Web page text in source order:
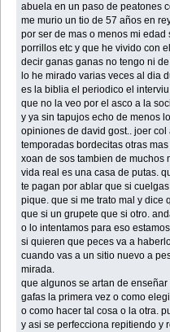
abuela en un paso de peatones
me murio un tio de 57 años en
por ser de mas o menos mi
porrillos etc y que he vivido con
decir ganas ganas no tengo ni
lo he mirado varias veces al dia
es la biblia el periodico el
que no la veo por el asco a la
y ya sin tapujos echo de menos
opiniones de david gost.. joer
temporadas bordecitas otras
xoan de sos tambien de muchos
vida real es una casa de putas.
te pagan por ablar que si
pique. que si me trato mal y dice
que si un grupete que si otro.
o lo intentamos para eso
si quieren que peces va a
cuando vas a un sitio nuevo a
mirada.
que algunos se artan de
gafas la primera vez o como
o como hacer tal cosa o la otra.
y asi se perfecciona repitiendo y